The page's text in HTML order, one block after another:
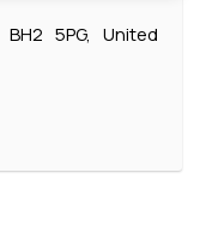
5PG, United